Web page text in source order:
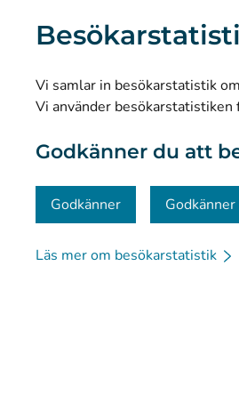
Vi samlar in besökarstatistik
Vi använder
Godkänner du att
Godkänner
Läs mer om besökarstatistik
Forskning och
Dataskydd och tillgänglighet
Kommunikation och sociala
© Kanta-Palvelut,